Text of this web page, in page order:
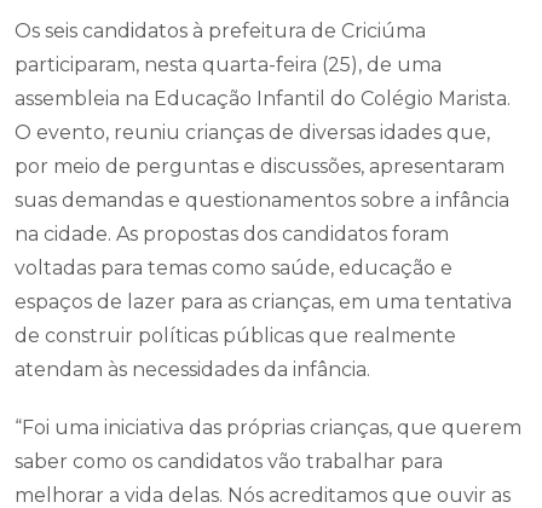
Os seis candidatos à prefeitura de Criciúma
participaram, nesta quarta-feira (25), de uma
assembleia na Educação Infantil do Colégio Marista.
O evento, reuniu crianças de diversas idades que,
por meio de perguntas e discussões, apresentaram
suas demandas e questionamentos sobre a infância
na cidade. As propostas dos candidatos foram
voltadas para temas como saúde, educação e
espaços de lazer para as crianças, em uma tentativa
de construir políticas públicas que realmente
atendam às necessidades da infância.
“Foi uma iniciativa das próprias crianças, que querem
saber como os candidatos vão trabalhar para
melhorar a vida delas. Nós acreditamos que ouvir as